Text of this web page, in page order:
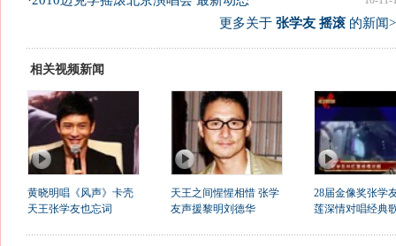
更多关于 张学友 摇滚的新闻
相关视频新闻
黄晓明唱《风声》卡壳
天王张学友也忘词
天王之间惺惺相惜 张学
友声援黎明刘德华
28届金像奖张学
莲深情对唱经典